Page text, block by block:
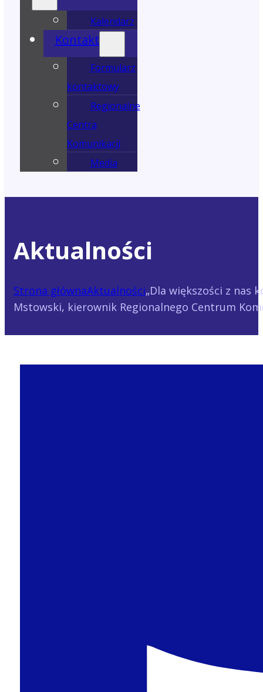
Kalendarz
Kontakt
Formularz
kontaktowy
Regionalne
Centra
Komunikacji
Media
Aktualności
Strona głównaAktualności„Dla większości z nas
Mstowski, kierownik Regionalnego Centrum